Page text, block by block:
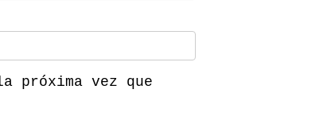
próxima vez que